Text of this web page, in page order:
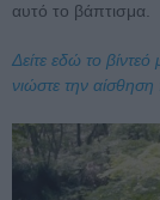
αυτό το βάπτισμα.
Δείτε εδώ το
νιώστε την